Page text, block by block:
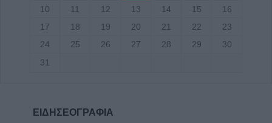
10
11 12 13 14 15
16
17
18 19 20 21 22
23
24
25 26 27 28 29
30
31
ΕΙΔΗΣΕΟΓΡΑΦΙΑ